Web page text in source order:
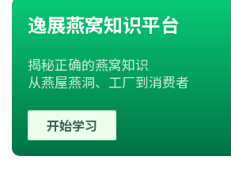
逸展燕窝知识平台
揭秘正确的燕窝知识
从燕屋燕洞、工厂到消费者
开始学习